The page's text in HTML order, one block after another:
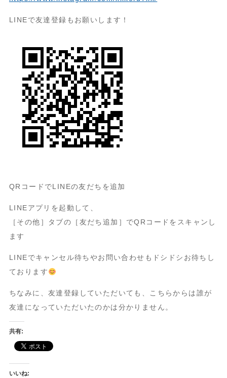
LINEで友達登録もお願いします！
QRコードでLINEの友だちを追加
LINEアプリを起動して、
［その他］タブの［友だち追加］でQRコードをスキャンし
ます
LINEでキャンセル待ちやお問い合わせもドシドシお待ちし
ております
ちなみに、友達登録していただいても、こちらからは誰が
友達になっていただいたのかは分かりません。
共有:
いいね: